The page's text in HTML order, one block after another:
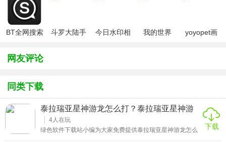
BT全网搜索
斗罗大陆手
今日水印相
我的世界
yoyopet画
网友评论
同类下载
泰拉瑞亚星神游龙怎么打？泰拉瑞亚星神游
龙怎么召唤
4人在玩
绿色软件下载站小编为大家免费提供泰拉瑞亚星神游龙怎么
下载